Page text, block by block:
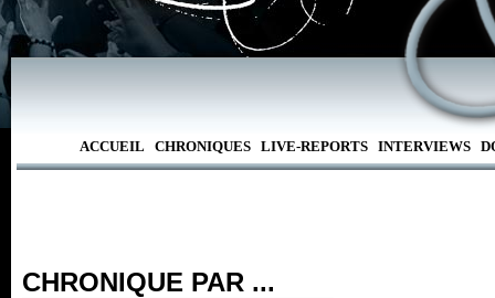
ACCUEIL CHRONIQUES LIVE-REPORTS INTERVIEWS
CHRONIQUE PAR ...